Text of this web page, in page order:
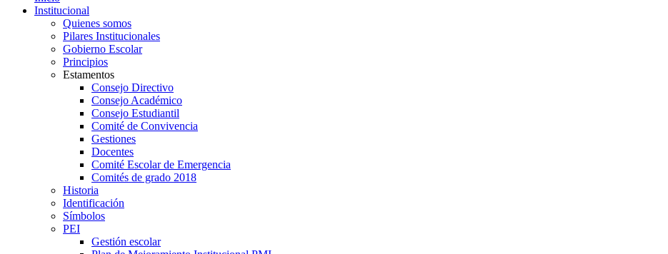
Institucional
Quienes somos
Pilares Institucionales
Gobierno Escolar
Principios
Estamentos
Consejo Directivo
Consejo Académico
Consejo Estudiantil
Comité de Convivencia
Gestiones
Docentes
Comité Escolar de Emergencia
Comités de grado 2018
Historia
Identificación
Símbolos
PEI
Gestión escolar